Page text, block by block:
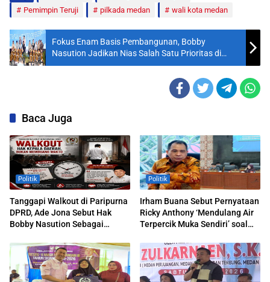
Pemimpin Teruji
pilkada medan wali kota medan
Fokus Enam Basis Pembangunan, Bobby
Nasution Jadikan Nias Salah Satu Prioritas di
Musrenbang RKPD 2027
Baca Juga
Politik
Tanggapi Walkout di Paripurna
DPRD, Ade Jona Sebut Hak
Bobby Nasution Sebagai
Politik
Irham Buana Sebut Pernyataan
Ricky Anthony ‘Mendulang Air
Terpercik Muka Sendiri’ soal
Sumut